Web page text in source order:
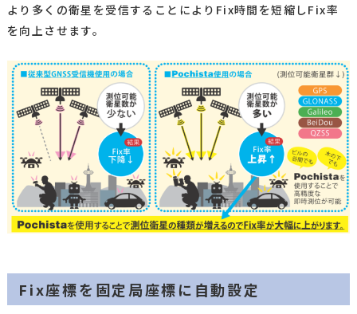
より多くの衛星を受信することによりFix時間を短縮しFix率
を向上させます。
Fix座標を固定局座標に自動設定